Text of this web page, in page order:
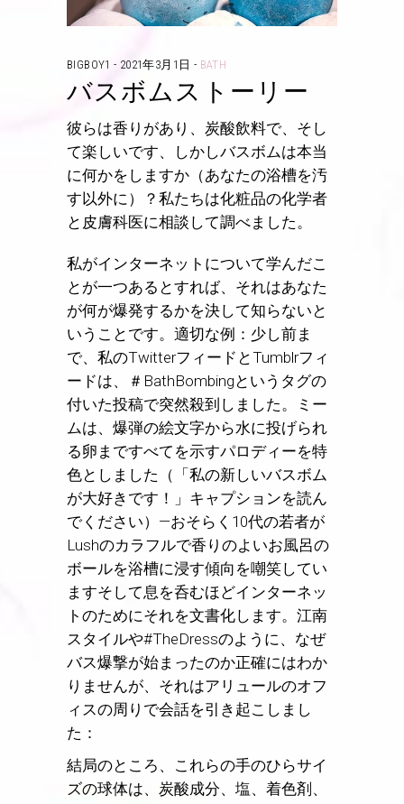
BIGBOY1 2021年3月1日 BATH
バスボムストーリー
彼らは香りがあり、炭酸飲料で、そし
て楽しいです、しかしバスボムは本当
に何かをしますか（あなたの浴槽を汚
す以外に）？私たちは化粧品の化学者
と皮膚科医に相談して調べました。
私がインターネットについて学んだこ
とが一つあるとすれば、それはあなた
が何が爆発するかを決して知らないと
いうことです。適切な例：少し前ま
で、私のTwitterフィードとTumblrフィ
ードは、＃BathBombingというタグの
付いた投稿で突然殺到しました。ミー
ムは、爆弾の絵文字から水に投げられ
る卵まですべてを示すパロディーを特
色としました（「私の新しいバスボム
が大好きです！」キャプションを読ん
でください）—おそらく10代の若者が
Lushのカラフルで香りのよいお風呂の
ボールを浴槽に浸す傾向を嘲笑してい
ますそして息を呑むほどインターネッ
トのためにそれを文書化します。江南
スタイルや#TheDressのように、なぜ
バス爆撃が始まったのか正確にはわか
りませんが、それはアリュールのオフ
ィスの周りで会話を引き起こしまし
た：
結局のところ、これらの手のひらサイ
ズの球体は、炭酸成分、塩、着色剤、